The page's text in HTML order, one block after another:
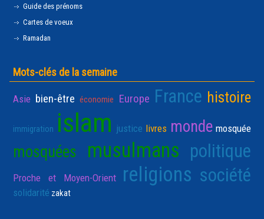
Guide des prénoms
Cartes de voeux
Ramadan
Mots-clés de la semaine
Asie bien-être économie Europe France histoire
immigration islam justice livres monde mosquée
mosquées musulmans politique
Proche et Moyen-Orient religions société
solidarité zakat